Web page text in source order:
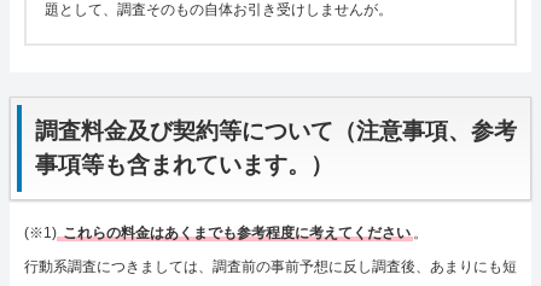
題として、調査そのもの自体お引き受けしませんが。
調査料金及び契約等について（注意事項、参考
事項等も含まれています。）
(※1)これらの料金はあくまでも参考程度に考えてください 。
行動系調査につきましては、調査前の事前予想に反し調査後、あまりにも短